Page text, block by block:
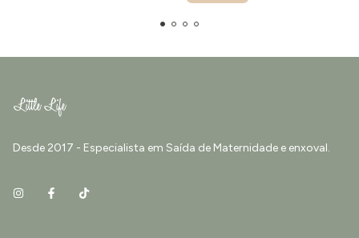
Desde 2017 - Especialista em Saída de Maternidade e enxoval.